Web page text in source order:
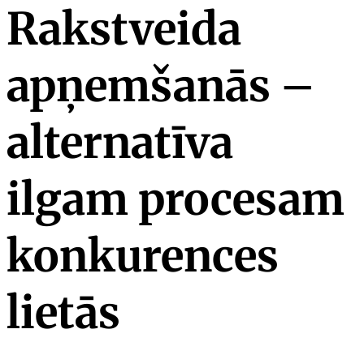
Rakstveida
apņemšanās –
alternatīva
ilgam procesam
konkurences
lietās